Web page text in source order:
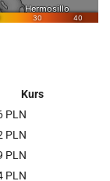
Kurs
PLN
PLN
PLN
PLN